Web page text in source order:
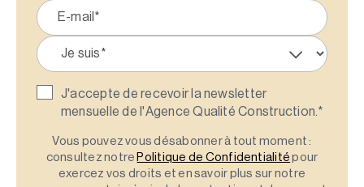
J'accepte de recevoir la newsletter
mensuelle de l'Agence Qualité Construction.*
Vous pouvez vous désabonner à tout moment :
consultez notre Politique de Confidentialité pour
exercez vos droits et en savoir plus sur notre